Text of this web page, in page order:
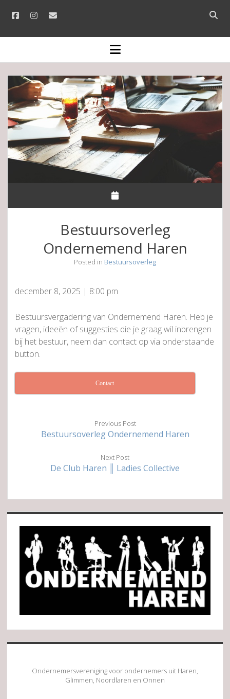
facebookinstagram
email
Open
bar
open
menu
Bestuursoverleg
Ondernemend Haren
Posted in Bestuursoverleg
december 8, 2025 | 8:00 pm
Bestuursvergadering van Ondernemend Haren. Heb je
vragen, ideeën of suggesties die je graag wil inbrengen
bij het bestuur, neem dan contact op via onderstaande
button.
Contact
Previous Post
Bestuursoverleg Ondernemend Haren
Next Post
De Club Haren ║ Ladies Collective
Sidebar
Ondernemersvereniging voor ondernemers uit Haren,
Glimmen, Noordlaren en Onnen